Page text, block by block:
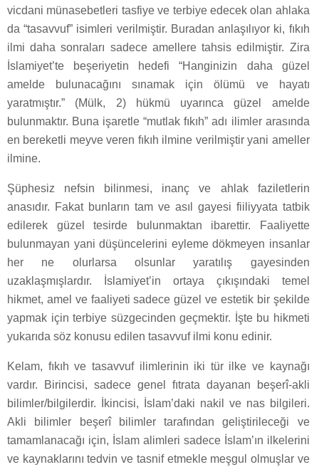
vicdani münasebetleri tasfiye ve terbiye edecek olan ahlaka
da “tasavvuf” isimleri verilmiştir. Buradan anlaşılıyor ki, fıkıh
ilmi daha sonraları sadece amellere tahsis edilmiştir. Zira
İslamiyet’te beşeriyetin hedefi “Hanginizin daha güzel
amelde bulunacağını sınamak için ölümü ve hayatı
yaratmıştır.” (Mülk, 2) hükmü uyarınca güzel amelde
bulunmaktır. Buna işaretle “mutlak fıkıh” adı ilimler arasında
en bereketli meyve veren fıkıh ilmine verilmiştir yani ameller
ilmine.
Şüphesiz nefsin bilinmesi, inanç ve ahlak faziletlerin
anasıdır. Fakat bunların tam ve asıl gayesi fiiliyyata tatbik
edilerek güzel tesirde bulunmaktan ibarettir. Faaliyette
bulunmayan yani düşüncelerini eyleme dökmeyen insanlar
her ne olurlarsa olsunlar yaratılış gayesinden
uzaklaşmışlardır. İslamiyet’in ortaya çıkışındaki temel
hikmet, amel ve faaliyeti sadece güzel ve estetik bir şekilde
yapmak için terbiye süzgecinden geçmektir. İşte bu hikmeti
yukarıda söz konusu edilen tasavvuf ilmi konu edinir.
Kelam, fıkıh ve tasavvuf ilimlerinin iki tür ilke ve kaynağı
vardır. Birincisi, sadece genel fıtrata dayanan beşerî-akli
bilimler/bilgilerdir. İkincisi, İslam’daki nakil ve nas bilgileri.
Akli bilimler beşerî bilimler tarafından geliştirileceği ve
tamamlanacağı için, İslam alimleri sadece İslam’ın ilkelerini
ve kaynaklarını tedvin ve tasnif etmekle meşgul olmuşlar ve